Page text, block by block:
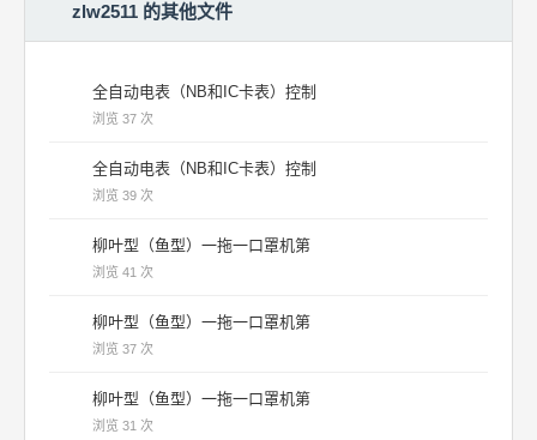
zlw2511 的其他文件
全自动电表（NB和IC卡表）控制
浏览 37 次
全自动电表（NB和IC卡表）控制
浏览 39 次
柳叶型（鱼型）一拖一口罩机第
浏览 41 次
柳叶型（鱼型）一拖一口罩机第
浏览 37 次
柳叶型（鱼型）一拖一口罩机第
浏览 31 次